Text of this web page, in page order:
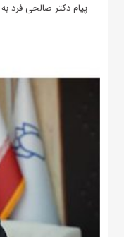
پیام دکتر صالحی فرد